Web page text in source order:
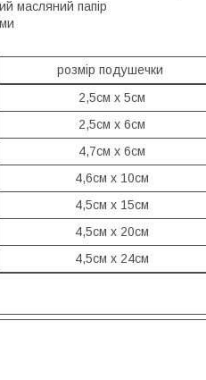
масляний папір
розмір подушечки
2,5см х 5см
2,5см х 6см
4,7см х 6см
4,6см х 10см
4,5см х 15см
4,5см х 20см
4,5см х 24см